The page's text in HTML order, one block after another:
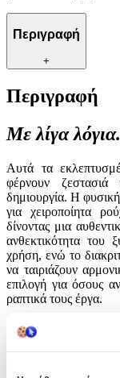
Περιγραφή
+
Περιγραφή
Με λίγα
Αυτά τα
φέρνουν
δημιουργία. Η
για χειροποίητα
δίνοντας μια
ανθεκτικότητα του
χρήση, ενώ το
να ταιριάζουν
επιλογή για όσους
ραπτικά τους έργα.